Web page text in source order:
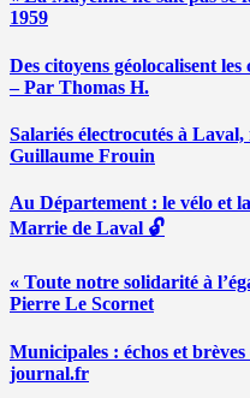
1959
Des citoyens géolocalisent
– Par Thomas H.
Salariés électrocutés à
Guillaume Frouin
Au Département : le vélo et
Marrie de Laval 🔓
« Toute notre solidarité à
Pierre Le Scornet
Municipales : échos et
journal.fr